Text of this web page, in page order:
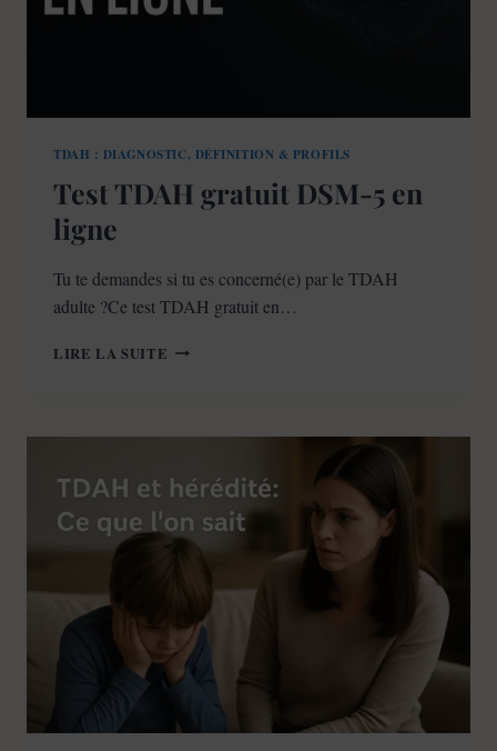
TDAH : DIAGNOSTIC, DÉFINITION & PROFILS
Test TDAH gratuit DSM-5 en
ligne
Tu te demandes si tu es concerné(e) par le TDAH
adulte ?Ce test TDAH gratuit en…
LIRE LA SUITE TEST
5
LIGNE